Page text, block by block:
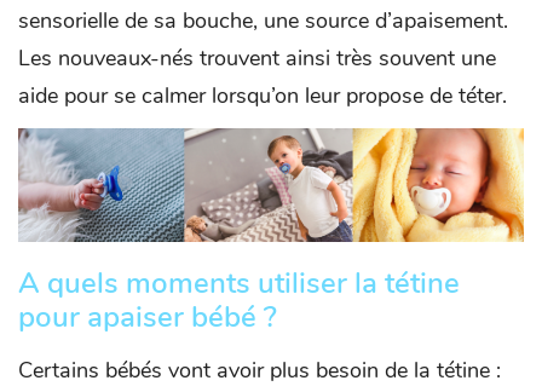
sensorielle de sa bouche, une source d’apaisement.
Les nouveaux-nés trouvent ainsi très souvent une
aide pour se calmer lorsqu’on leur propose de téter.
A quels moments utiliser la tétine
pour apaiser bébé ?
Certains bébés vont avoir plus besoin de la tétine :